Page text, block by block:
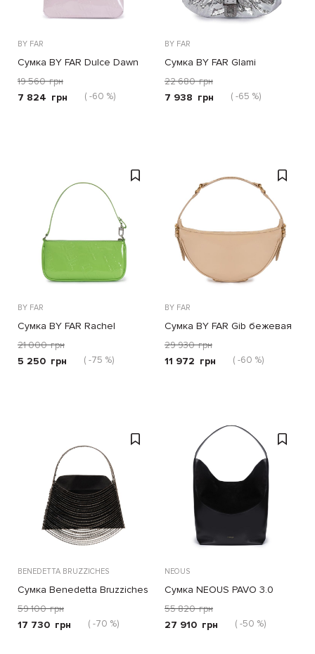
BY FAR
Сумка BY FAR Dulce Dawn
сиреневая
19 560 грн
7 824 грн ( -60 %)
BY FAR
Сумка BY FAR Glami
серебряная
22 680 грн
7 938 грн ( -65 %)
BY FAR
Сумка BY FAR Rachel
зеленая
21 000 грн
5 250 грн ( -75 %)
BY FAR
Сумка BY FAR Gib бежевая
29 930 грн
11 972 грн ( -60 %)
BENEDETTA BRUZZICHES
Сумка Benedetta Bruzziches
Lucia in the Sky черная
59 100 грн
17 730 грн ( -70 %)
NEOUS
Сумка NEOUS PAVO 3.0
черная
55 820 грн
27 910 грн ( -50 %)